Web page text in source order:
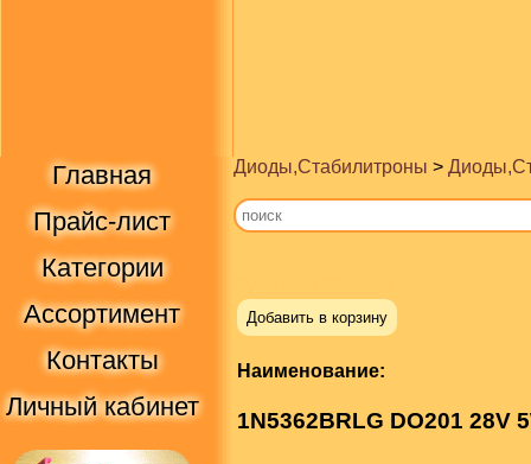
Главная
Прайс-лист
Категории
Ассортимент
Контакты
Личный кабинет
Диоды,Стабилитроны >
Добавить в корзину
Наименование:
1N5362BRLG DO201 28V